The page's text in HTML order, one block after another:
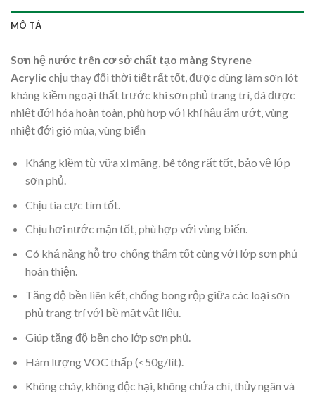
MÔ TẢ
Sơn hệ nước trên cơ sở chất tạo màng Styrene
Acrylicchịu thay đổi thời tiết rất tốt, được dùng làm sơn lót
kháng kiềm ngoại thất trước khi sơn phủ trang trí, đã được
nhiệt đới hóa hoàn toàn, phù hợp với khí hậu ẩm ướt, vùng
nhiệt đới gió mùa, vùng biển
Kháng kiềm từ vữa xi măng, bê tông rất tốt, bảo vệ lớp
sơn phủ.
Chịu tia cực tím tốt.
Chịu hơi nước mặn tốt, phù hợp với vùng biển.
Có khả năng hỗ trợ chống thấm tốt cùng với lớp sơn phủ
hoàn thiện.
Tăng độ bền liên kết, chống bong rộp giữa các loại sơn
phủ trang trí với bề mặt vật liệu.
Giúp tăng độ bền cho lớp sơn phủ.
Hàm lượng VOC thấp (<50g/lít).
Không cháy, không độc hại, không chứa chì, thủy ngân và